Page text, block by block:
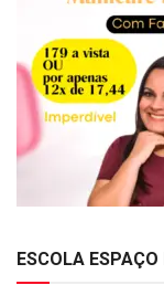
ESCOLA